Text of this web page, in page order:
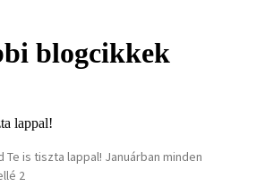
blogcikkek
lappal!
Te is tiszta lappal! Januárban minden
2